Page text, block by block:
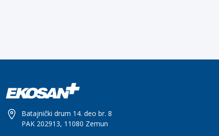
Batajnički drum 14. deo br. 8
PAK 202913, 11080 Zemun